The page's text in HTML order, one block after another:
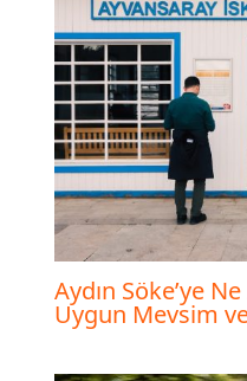
Aydın Söke’ye
Uygun Mevsim